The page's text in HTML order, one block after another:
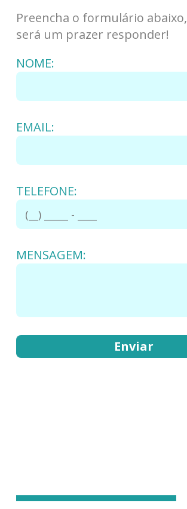
Preencha o formulário abaixo,
será um prazer responder!
NOME:
EMAIL:
TELEFONE:
MENSAGEM: